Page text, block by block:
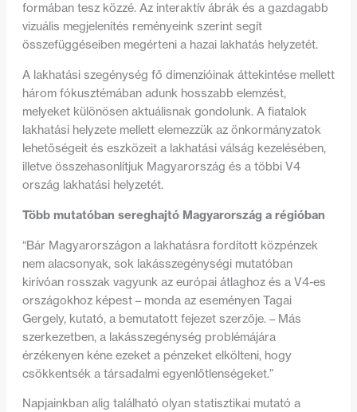
formában tesz közzé. Az interaktív ábrák és a gazdagabb
vizuális megjelenítés reményeink szerint segít
összefüggéseiben megérteni a hazai lakhatás helyzetét.
A lakhatási szegénység fő dimenzióinak áttekintése mellett
három fókusztémában adunk hosszabb elemzést,
melyeket különösen aktuálisnak gondolunk. A fiatalok
lakhatási helyzete mellett elemezzük az önkormányzatok
lehetőségeit és eszközeit a lakhatási válság kezelésében,
illetve összehasonlítjuk Magyarország és a többi V4
ország lakhatási helyzetét.
Több mutatóban sereghajtó Magyarország a régióban
“Bár Magyarországon a lakhatásra fordított közpénzek
nem alacsonyak, sok lakásszegénységi mutatóban
kirívóan rosszak vagyunk az európai átlaghoz és a V4-es
országokhoz képest – monda az eseményen Tagai
Gergely, kutató, a bemutatott fejezet szerzője. – Más
szerkezetben, a lakásszegénység problémájára
érzékenyen kéne ezeket a pénzeket elkölteni, hogy
csökkentsék a társadalmi egyenlőtlenségeket.”
Napjainkban alig található olyan statisztikai mutató a